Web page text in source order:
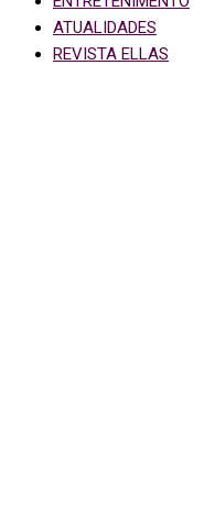
ATUALIDADES
REVISTA ELLAS